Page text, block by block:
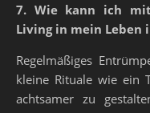
7. Wie kann ich
Living in mein Leben
Regelmäßiges
kleine Rituale wie ein
achtsamer zu